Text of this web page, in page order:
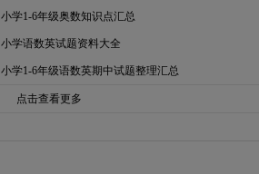
小学1-6年级奥数知识点汇总
小学语数英试题资料大全
小学1-6年级语数英期中试题整理汇总
点击查看更多